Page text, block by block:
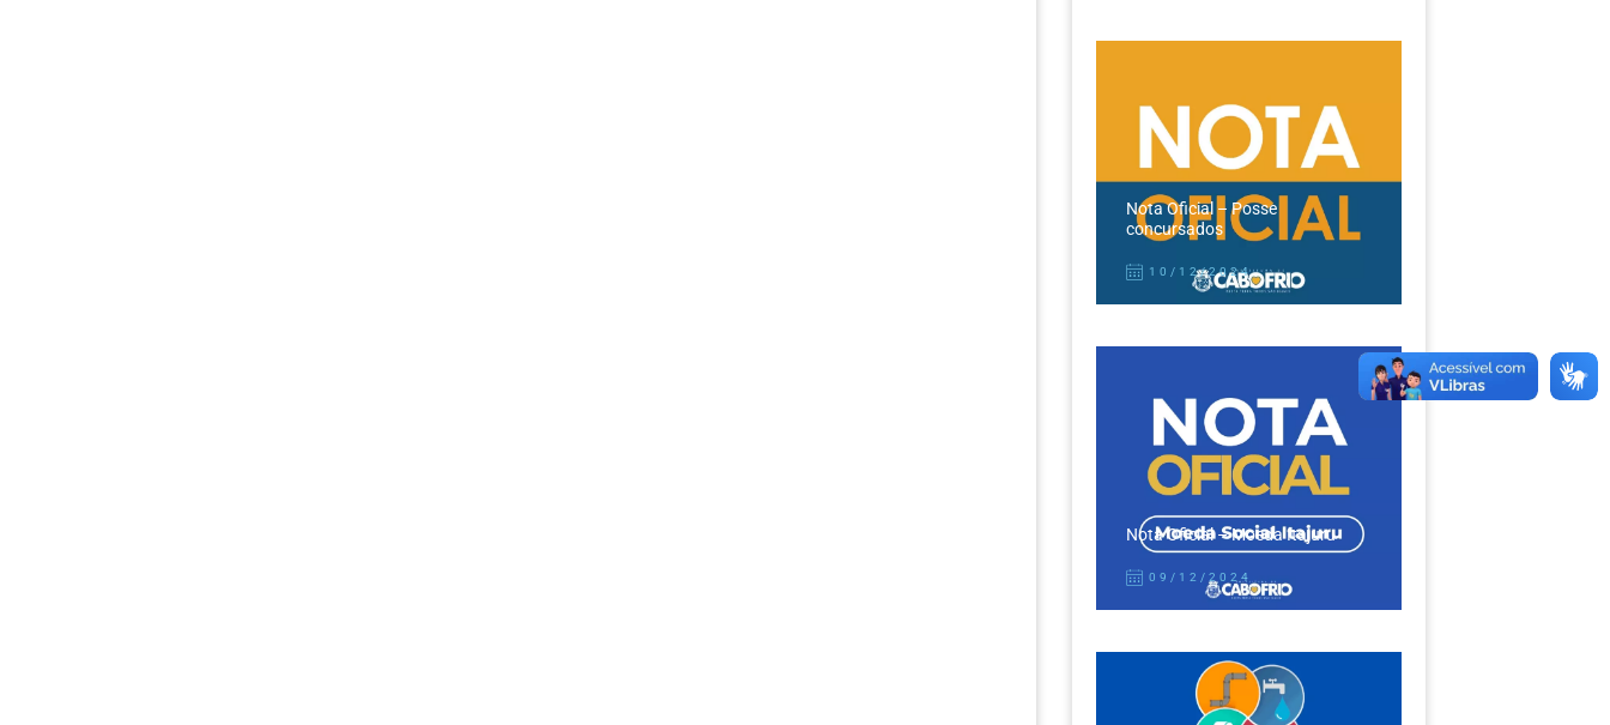
Nota Oficial – Posse
concursados
10/12/2024
Nota Oficial – Moeda Itajuru
09/12/2024